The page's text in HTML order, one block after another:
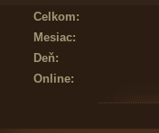
Online:
Celkom:
Mesiac:
Deň: